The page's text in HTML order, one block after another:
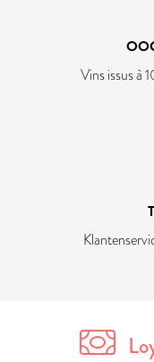
Vins issus à